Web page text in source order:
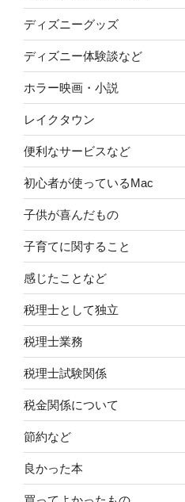
ディズニーグッズ
ディズニー体験談など
ホラー映画・小説
レイクタウン
便利なサービスなど
初心者が使っているMac
子供が喜んだもの
子育てに関すること
感じたことなど
税理士として独立
税理士業務
税理士試験関係
税金関係について
節約など
良かった本